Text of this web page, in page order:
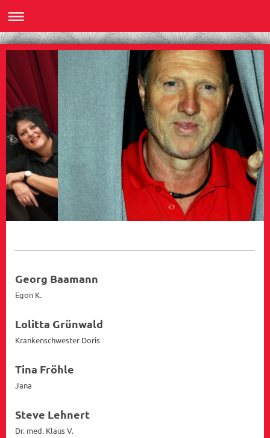
Georg Baamann
Egon K.
Lolitta Grünwald
Krankenschwester Doris
Tina Fröhle
Jana
Steve Lehnert
Dr. med. Klaus V.